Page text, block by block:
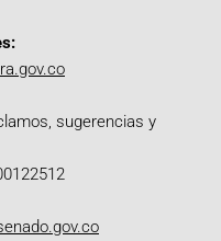
sugerencias y